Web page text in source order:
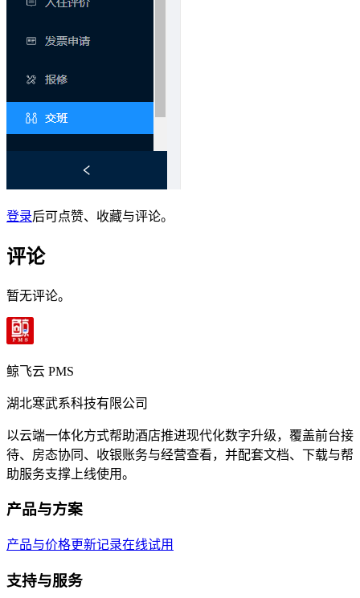
登录后可点赞、收藏与评论。
评论
暂无评论。
鲸飞云 PMS
湖北寒武系科技有限公司
以云端一体化方式帮助酒店推进现代化数字升级，覆盖前台接
待、房态协同、收银账务与经营查看，并配套文档、下载与帮
助服务支撑上线使用。
产品与方案
产品与价格更新记录在线试用
支持与服务